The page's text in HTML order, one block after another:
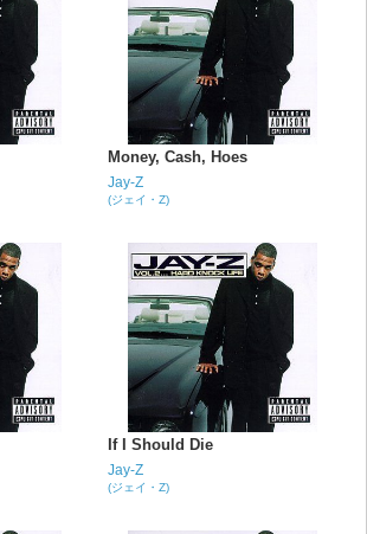
Money, Cash, Hoes
Jay-Z
(ジェイ・Z)
If I Should Die
Jay-Z
(ジェイ・Z)